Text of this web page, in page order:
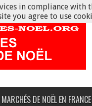
MARCHÉS DE NOËL EN FRANCE
in compliance
you agree to use